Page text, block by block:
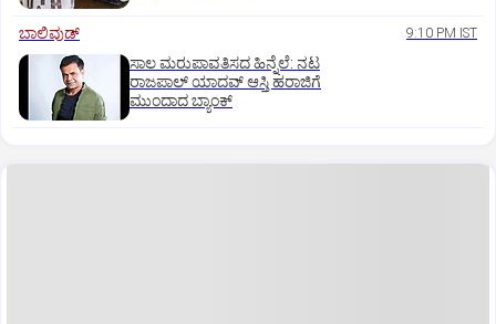
ಬಾಲಿವುಡ್‌ 9:10 PM IST
ಸಾಲ ಮರುಪಾವತಿಸದ ಹಿನ್ನೆಲೆ: ನಟ
ರಾಜಪಾಲ್ ಯಾದವ್‌ ಆಸ್ತಿ ಹರಾಜಿಗೆ
ಮುಂದಾದ ಬ್ಯಾಂಕ್